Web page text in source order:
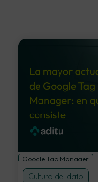
Google Tag Manager
Cultura del dato